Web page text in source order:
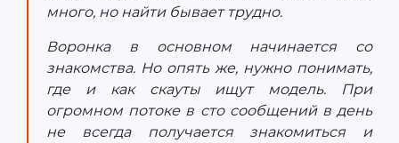
много, но найти бывает трудно.
Воронка в основном начинается со
знакомства. Но опять же, нужно понимать,
где и как скауты ищут модель. При
огромном потоке в сто сообщений в день
не всегда получается знакомиться и